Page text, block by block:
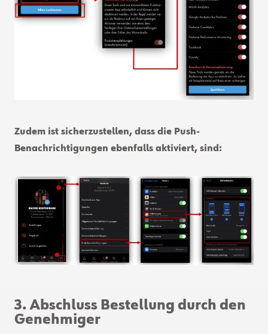
Zudem ist sicherzustellen, dass die Push-
Benachrichtigungen ebenfalls aktiviert, sind:
3. Abschluss Bestellung durch den
Genehmiger